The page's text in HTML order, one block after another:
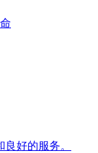
的服务。